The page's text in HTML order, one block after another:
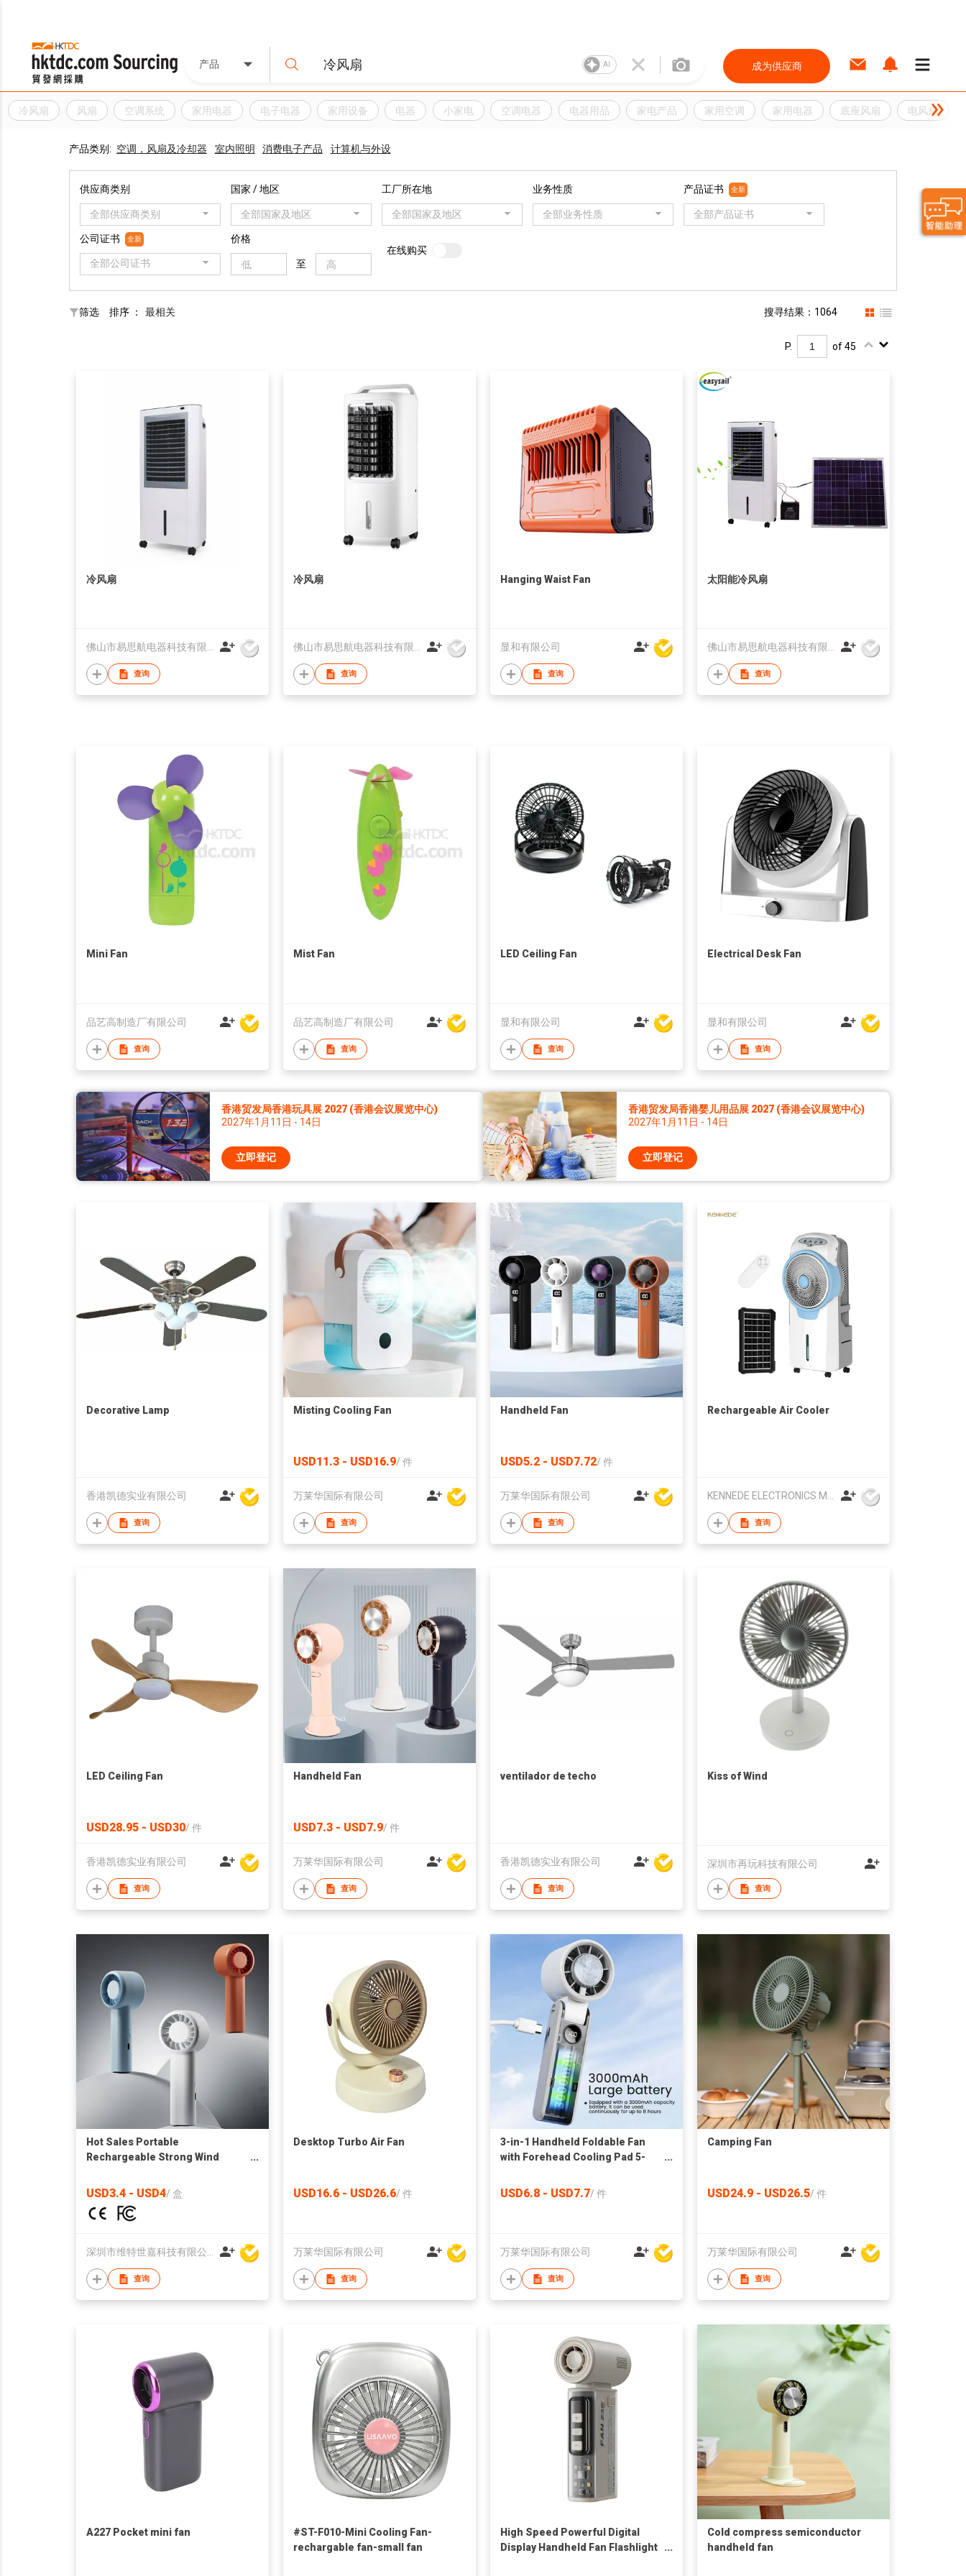
产品 AI 成为供应商
冷风扇 风扇 空调系统 家用电器 电子电器 家用设备 电器 小家电 空调电器 电器用品 家电产品 家用空调 家用电器 底座风扇 电风扇
产品类别: 空调，风扇及冷却器 室内照明 消费电子产品 计算机与外设
供应商类别
全部供应商类别
国家 / 地区
全部国家及地区
工厂所在地
全部国家及地区
业务性质
全部业务性质
产品证书 全新
全部产品证书
公司证书 全新
全部公司证书
价格
至
在线购买
筛选 排序 ： 最相关 搜寻结果：1064
P. of 45
冷风扇
查询
冷风扇
查询
Hanging Waist Fan
显和有限公司
查询
太阳能冷风扇
查询
Mini Fan
品艺高制造厂有限公司
查询
Mist Fan
品艺高制造厂有限公司
查询
LED Ceiling Fan
显和有限公司
查询
Electrical Desk Fan
显和有限公司
查询
香港贸发局香港玩具展 2027 (香港会议展览中心)
2027年1月11日 - 14日
立即登记
香港贸发局香港婴儿用品展 2027 (香港会议展览中心)
2027年1月11日 - 14日
立即登记
Decorative Lamp
香港凯德实业有限公司
查询
Misting Cooling Fan
USD11.3 - USD16.9/ 件
万莱华国际有限公司
查询
Handheld Fan
USD5.2 - USD7.72/ 件
万莱华国际有限公司
查询
Rechargeable Air Cooler
查询
LED Ceiling Fan
USD28.95 - USD30/ 件
香港凯德实业有限公司
查询
Handheld Fan
USD7.3 - USD7.9/ 件
万莱华国际有限公司
查询
ventilador de techo
香港凯德实业有限公司
查询
Kiss of Wind
深圳市再玩科技有限公司
查询
Hot Sales Portable
Rechargeable Strong Wind
Compact Cooling USB Mini
Handy Fan Travel Pocket
USD3.4 - USD4/ 盒
查询
Desktop Turbo Air Fan
USD16.6 - USD26.6/ 件
万莱华国际有限公司
查询
3-in-1 Handheld Foldable Fan
with Forehead Cooling Pad 5-
for Outdoor & Hotel Use
USD6.8 - USD7.7/ 件
万莱华国际有限公司
查询
Camping Fan
USD24.9 - USD26.5/ 件
万莱华国际有限公司
查询
A227 Pocket mini fan
#ST-F010-Mini Cooling Fan-
rechargable fan-small fan
High Speed Powerful Digital
Display Handheld Fan Flashlight
Cold compress semiconductor
handheld fan